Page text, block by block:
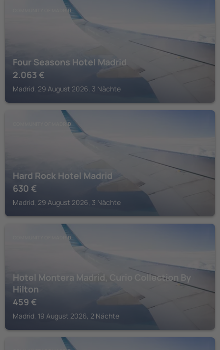
COMMUNITY OF MADRID
Four Seasons Hotel Madrid
2.063 €
Madrid, 29 August 2026, 3 Nächte
COMMUNITY OF MADRID
Hard Rock Hotel Madrid
630 €
Madrid, 29 August 2026, 3 Nächte
COMMUNITY OF MADRID
Hotel Montera Madrid, Curio Collection By
Hilton
459 €
Madrid, 19 August 2026, 2 Nächte